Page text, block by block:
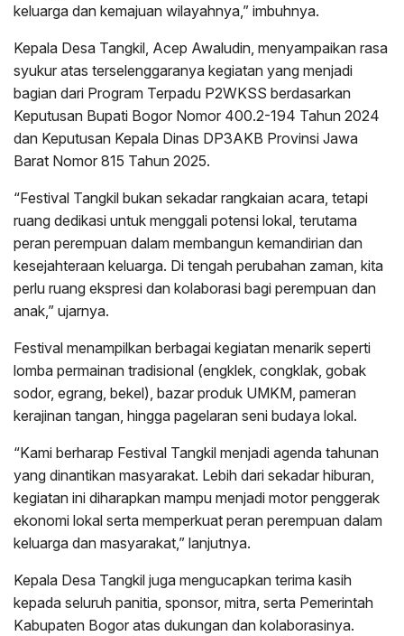
keluarga dan kemajuan wilayahnya,” imbuhnya.
Kepala Desa Tangkil, Acep Awaludin, menyampaikan rasa
syukur atas terselenggaranya kegiatan yang menjadi
bagian dari Program Terpadu P2WKSS berdasarkan
Keputusan Bupati Bogor Nomor 400.2-194 Tahun 2024
dan Keputusan Kepala Dinas DP3AKB Provinsi Jawa
Barat Nomor 815 Tahun 2025.
“Festival Tangkil bukan sekadar rangkaian acara, tetapi
ruang dedikasi untuk menggali potensi lokal, terutama
peran perempuan dalam membangun kemandirian dan
kesejahteraan keluarga. Di tengah perubahan zaman, kita
perlu ruang ekspresi dan kolaborasi bagi perempuan dan
anak,” ujarnya.
Festival menampilkan berbagai kegiatan menarik seperti
lomba permainan tradisional (engklek, congklak, gobak
sodor, egrang, bekel), bazar produk UMKM, pameran
kerajinan tangan, hingga pagelaran seni budaya lokal.
“Kami berharap Festival Tangkil menjadi agenda tahunan
yang dinantikan masyarakat. Lebih dari sekadar hiburan,
kegiatan ini diharapkan mampu menjadi motor penggerak
ekonomi lokal serta memperkuat peran perempuan dalam
keluarga dan masyarakat,” lanjutnya.
Kepala Desa Tangkil juga mengucapkan terima kasih
kepada seluruh panitia, sponsor, mitra, serta Pemerintah
Kabupaten Bogor atas dukungan dan kolaborasinya.